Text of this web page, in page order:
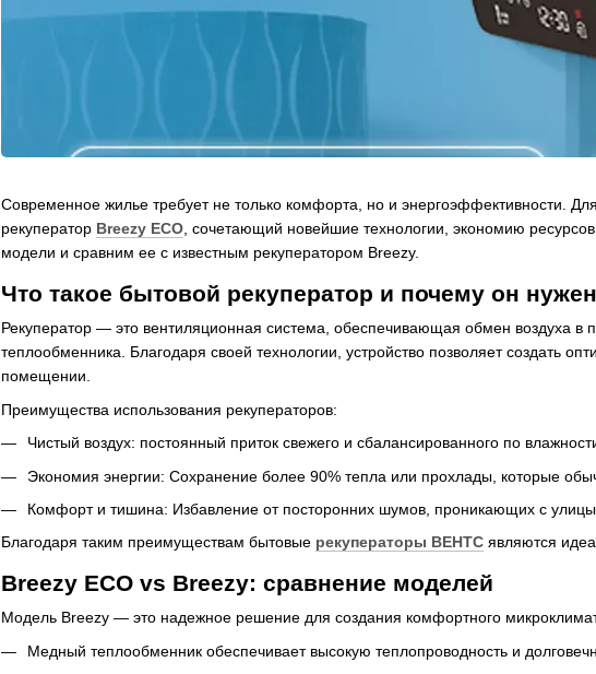
Современное жилье требует не только комфорта, но и энергоэффективности.
рекуператор Breezy ECO, сочетающий новейшие технологии, экономию
модели и сравним ее с известным рекуператором Breezy.
Что такое бытовой рекуператор и почему он
Рекуператор — это вентиляционная система, обеспечивающая обмен воздуха
теплообменника. Благодаря своей технологии, устройство позволяет создать
помещении.
Преимущества использования рекуператоров:
Чистый воздух: постоянный приток свежего и сбалансированного по
Экономия энергии: Сохранение более 90% тепла или прохлады, которые
Комфорт и тишина: Избавление от посторонних шумов, проникающих с улицы
Благодаря таким преимуществам бытовые рекуператоры ВЕНТС являются
Breezy ECO vs Breezy: сравнение моделей
Модель Breezy — это надежное решение для создания комфортного
Медный теплообменник обеспечивает высокую теплопроводность и